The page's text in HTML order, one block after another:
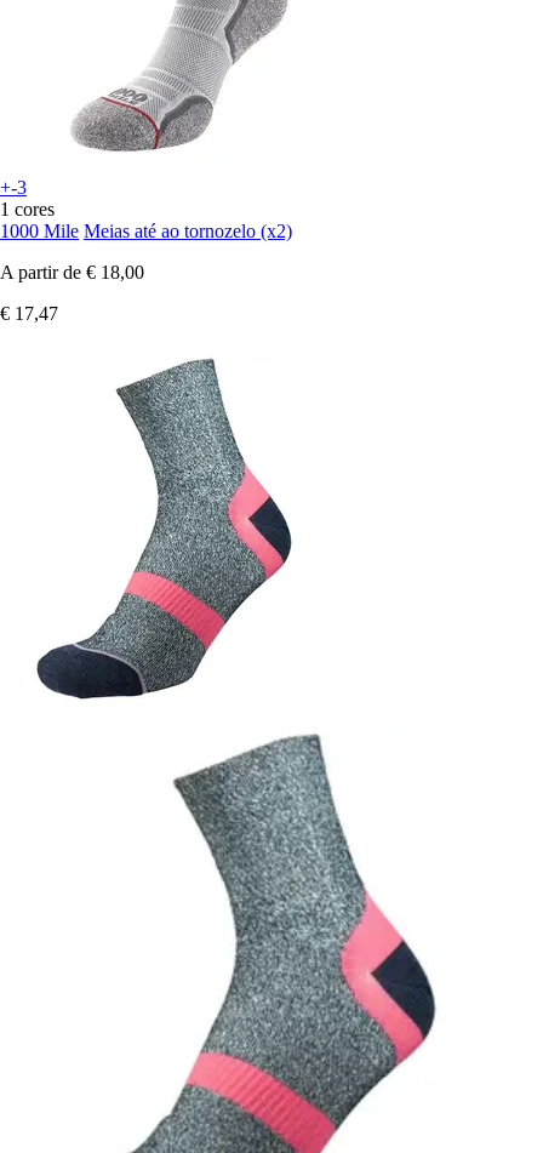
+-3
1 cores
1000 Mile Meias até ao tornozelo (x2)
A partir de € 18,00
€ 17,47